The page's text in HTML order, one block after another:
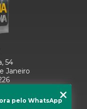
54
Janeiro
pelo WhatsApp